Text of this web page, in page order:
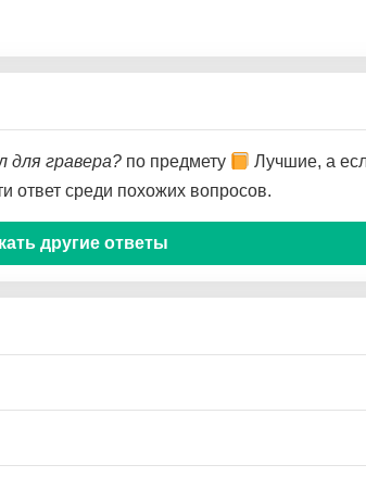
для гравера? по предмету
Лучшие, а
ответ среди похожих вопросов.
другие ответы